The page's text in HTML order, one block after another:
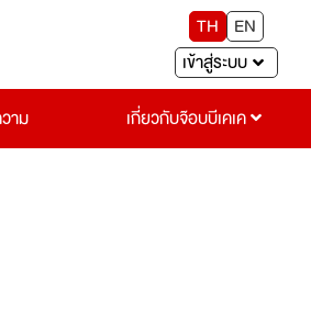
TH
EN
เข้าสู่ระบบ
าม เกี่ยวกับจ๊อบบีเคเค